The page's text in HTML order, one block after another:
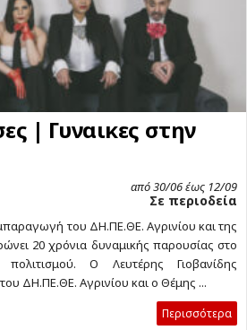
| Γυναικες στην
από 30/06 έως 12/09
Σε περιοδεία
του ΔΗ.ΠΕ.ΘΕ. Αγρινίου και της
20 χρόνια δυναμικής παρουσίας στο
Ο Λευτέρης Γιοβανίδης
ΔΗ.ΠΕ.ΘΕ. Αγρινίου και ο Θέμης ...
Περισσότερα